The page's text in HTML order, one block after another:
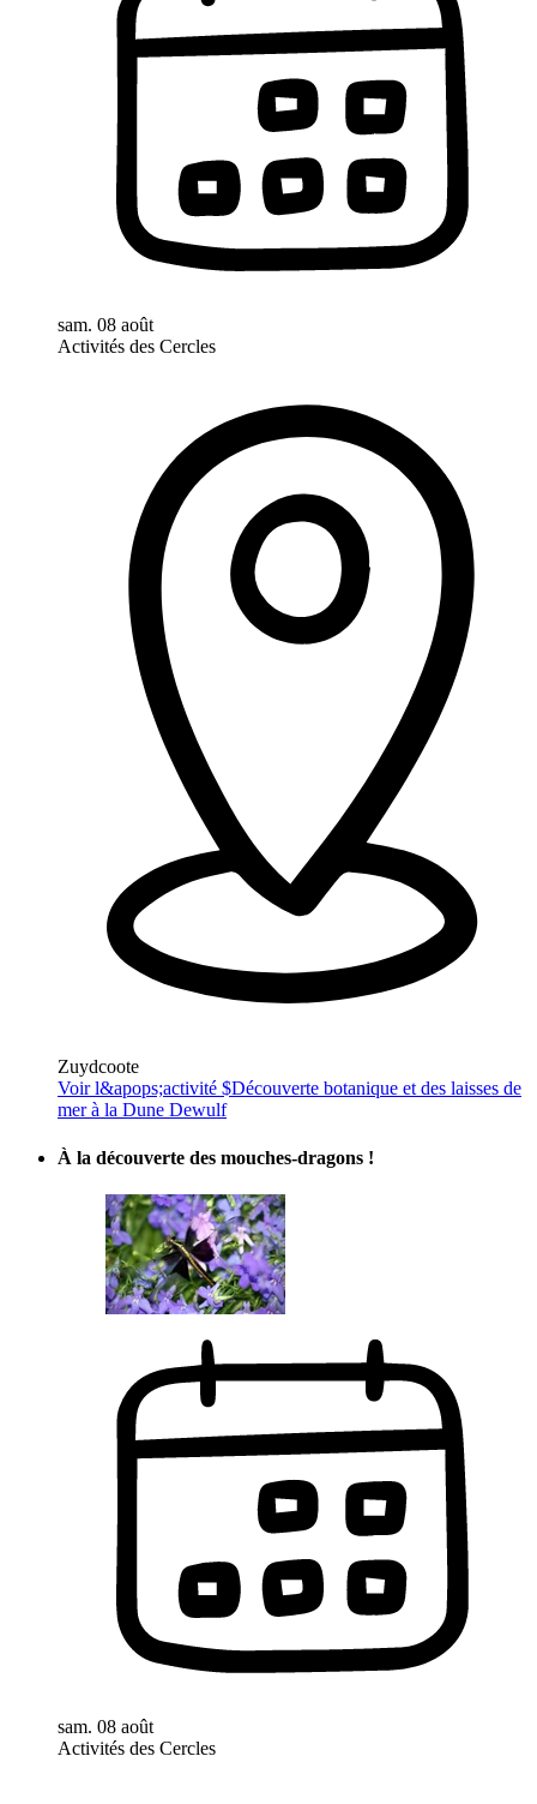
sam. 08 août
Activités des Cercles
Zuydcoote
Voir l&apops;activité $Découverte botanique et des laisses de
mer à la Dune Dewulf
À la découverte des mouches-dragons !
sam. 08 août
Activités des Cercles